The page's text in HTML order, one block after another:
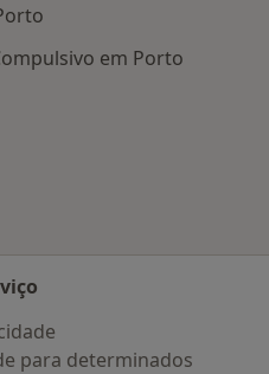
em Porto
para determinados